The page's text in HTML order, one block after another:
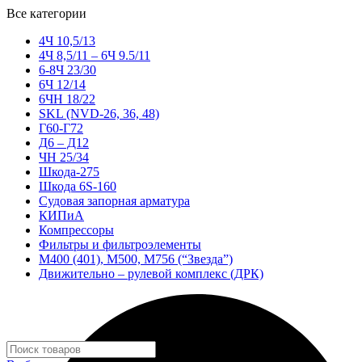
Все категории
4Ч 10,5/13
4Ч 8,5/11 – 6Ч 9.5/11
6-8Ч 23/30
6Ч 12/14
6ЧН 18/22
SKL (NVD-26, 36, 48)
Г60-Г72
Д6 – Д12
ЧН 25/34
Шкода-275
Шкода 6S-160
Судовая запорная арматура
КИПиА
Компрессоры
Фильтры и фильтроэлементы
М400 (401), М500, М756 (“Звезда”)
Движительно – рулевой комплекс (ДРК)